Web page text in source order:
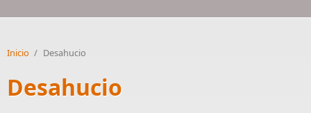
Inicio / Desahucio
Desahucio